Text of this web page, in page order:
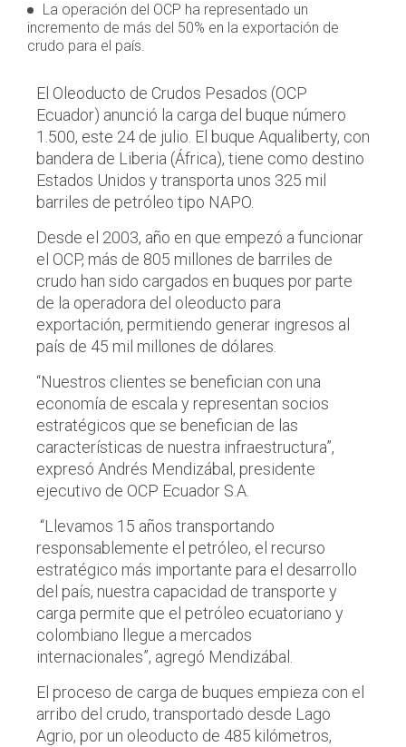
La operación del OCP ha representado un
incremento de más del 50% en la exportación de
crudo para el país.
El Oleoducto de Crudos Pesados (OCP
Ecuador) anunció la carga del buque número
1.500, este 24 de julio. El buque Aqualiberty, con
bandera de Liberia (África), tiene como destino
Estados Unidos y transporta unos 325 mil
barriles de petróleo tipo NAPO.
Desde el 2003, año en que empezó a funcionar
el OCP, más de 805 millones de barriles de
crudo han sido cargados en buques por parte
de la operadora del oleoducto para
exportación, permitiendo generar ingresos al
país de 45 mil millones de dólares.
“Nuestros clientes se benefician con una
economía de escala y representan socios
estratégicos que se benefician de las
características de nuestra infraestructura”,
expresó Andrés Mendizábal, presidente
ejecutivo de OCP Ecuador S.A.
“Llevamos 15 años transportando
responsablemente el petróleo, el recurso
estratégico más importante para el desarrollo
del país, nuestra capacidad de transporte y
carga permite que el petróleo ecuatoriano y
colombiano llegue a mercados
internacionales”, agregó Mendizábal.
El proceso de carga de buques empieza con el
arribo del crudo, transportado desde Lago
Agrio, por un oleoducto de 485 kilómetros,